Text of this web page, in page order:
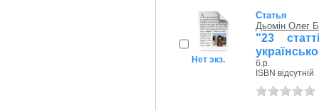
Нет экз.
Статья
Дьомін Олег
"23
б.р.
ISBN відсутній